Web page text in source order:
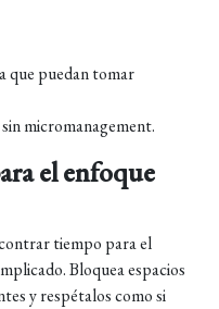
que puedan tomar
micromanagement.
el enfoque
tiempo para el
Bloquea espacios
y respétalos como si